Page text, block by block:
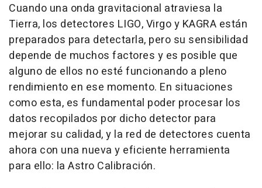
Cuando una onda gravitacional atraviesa la
Tierra, los detectores LIGO, Virgo y KAGRA están
preparados para detectarla, pero su sensibilidad
depende de muchos factores y es posible que
alguno de ellos no esté funcionando a pleno
rendimiento en ese momento. En situaciones
como esta, es fundamental poder procesar los
datos recopilados por dicho detector para
mejorar su calidad, y la red de detectores cuenta
ahora con una nueva y eficiente herramienta
para ello: la Astro Calibración.